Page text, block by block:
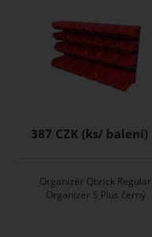
387 CZK
Organizér Qbrick Regular
Organizer S Plus černý